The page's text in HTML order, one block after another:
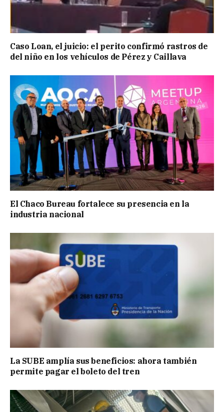
Caso Loan, el juicio: el perito confirmó rastros de
del niño en los vehículos de Pérez y Caillava
El Chaco Bureau fortalece su presencia en la
industria nacional
La SUBE amplía sus beneficios: ahora también
permite pagar el boleto del tren